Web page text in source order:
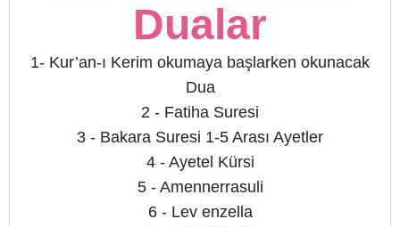
Dualar
1- Kur’an-ı Kerim okumaya başlarken okunacak
Dua
2 - Fatiha Suresi
3 - Bakara Suresi 1-5 Arası Ayetler
4 - Ayetel Kürsi
5 - Amennerrasuli
6 - Lev enzella